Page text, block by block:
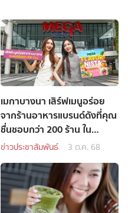
เมกาบางนา เสิร์ฟเมนูอร่อย
จากร้านอาหารแบรนด์ดังที่คุณ
ชื่นชอบกว่า 200 ร้าน ใน
แคมเปญ 'MEGA
ข่าวประชาสัมพันธ์ 3 ต.ค. 68